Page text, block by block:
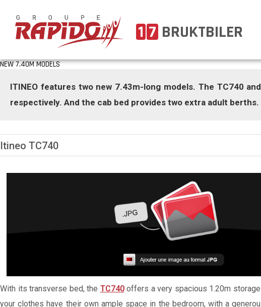
1 7 BRUKTBILER
NEW 7.40M MODELS
ITINEO features two new 7.43m-long models. The TC740
respectively. And the cab bed provides two extra adult berths.
Itineo TC740
With its transverse bed, the TC740offers a very spacious 1.20m
your clothes have their own ample space in the bedroom, with a